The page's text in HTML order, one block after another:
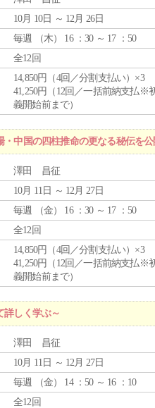
10月 10日 ～ 12月 26日
毎週 （木） 16 ：30 ～ 17 ：50
全12回
14,850円（4回／分割支払い）×3
41,250円（12回／一括前納支払※
義開始前まで）
中国の四柱推命の更なる秘伝を
澤田 昌征
10月 11日 ～ 12月 27日
毎週 （金） 16 ：30 ～ 17 ：50
全12回
14,850円（4回／分割支払い）×3
41,250円（12回／一括前納支払※
義開始前まで）
しく学ぶ～
澤田 昌征
10月 11日 ～ 12月 27日
毎週 （金） 14 ：50 ～ 16 ：10
全12回